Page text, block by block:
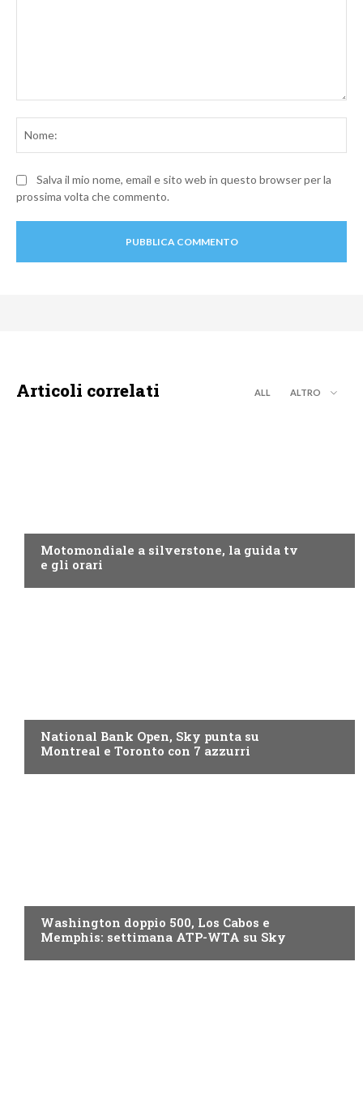
Salva il mio nome, email e sito web in questo browser per la
prossima volta che commento.
Articoli correlati ALL ALTRO
Motomondiale a silverstone, la guida tv
e gli orari
National Bank Open, Sky punta su
Montreal e Toronto con 7 azzurri
Washington doppio 500, Los Cabos e
Memphis: settimana ATP-WTA su Sky